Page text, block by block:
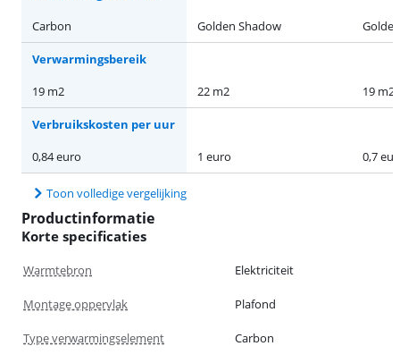
Carbon
Golden Shadow
Verwarmingsbereik
19 m2
22 m2 19 m2
Verbruikskosten per uur
0,84 euro
1 euro 0,7
Toon volledige vergelijking
Productinformatie
Korte specificaties
Warmtebron Elektriciteit
Montage oppervlak Plafond
Type verwarmingselement Carbon